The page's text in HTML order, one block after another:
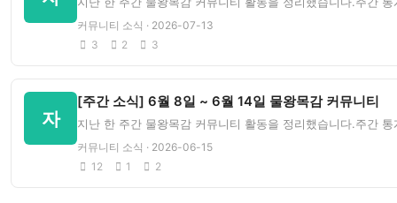
커뮤니티 소식 · 2026-07-13
3
2 3
자
[주간 소식] 6월 8일 ~ 6월 14일 물왕목감 커뮤니티
지난 한 주간 물왕목감 커뮤니티 활동을 정리했습니다.주간
커뮤니티 소식 · 2026-06-15
12
1 2